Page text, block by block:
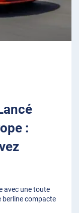
:
avec une toute
berline compacte